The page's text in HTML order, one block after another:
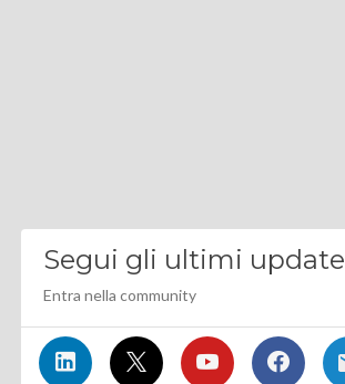
Segui gli ultimi update
Entra nella community